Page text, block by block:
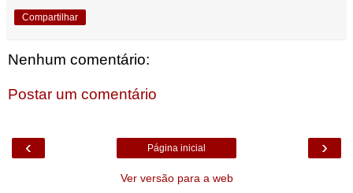
Compartilhar
Nenhum comentário:
Postar um comentário
‹ ›
Página inicial
Ver versão para a web